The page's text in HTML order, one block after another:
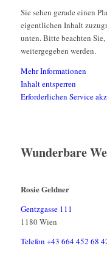
Sie sehen gerade einen
eigentlichen Inhalt
unten. Bitte beachten
weitergegeben werden.
Mehr Informationen
Inhalt entsperren
Erforderlichen Service
Wunderbare
Rosie Geldner
Gentzgasse 111
1180 Wien
Telefon +43 664 452 68